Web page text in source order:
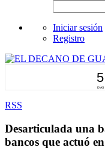
Iniciar sesión
Registro
RSS
Desarticulada una
bancos que actuó